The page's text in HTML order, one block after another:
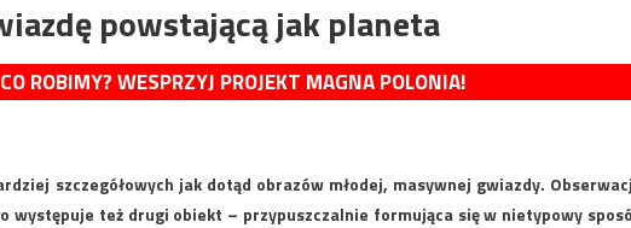
powstającą jak planeta
ROBIMY? WESPRZYJ PROJEKT MAGNA POLONIA!
szczegółowych jak dotąd obrazów młodej, masywnej gwiazdy.
występuje też drugi obiekt – przypuszczalnie formująca się w nietypowy